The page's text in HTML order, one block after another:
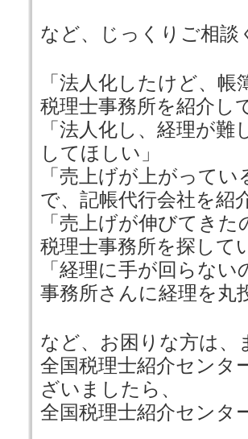
など、じっくりご相談
「法人化したけど、
税理士事務所を紹介し
「法人化し、経理が
してほしい」
「売上げが上がって
で、記帳代行会社を紹
「売上げが伸びてき
税理士事務所を探して
「経理に手が回らな
事務所さんに経理を丸
など、お困りな方は、
全国税理士紹介センタ
ざいましたら、
全国税理士紹介センタ